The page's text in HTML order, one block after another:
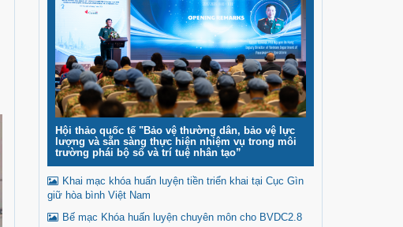
Hội thảo quốc tế "Bảo vệ thường dân, bảo vệ lực
lượng và sẵn sàng thực hiện nhiệm vụ trong môi
trường phái bộ số và trí tuệ nhân tạo”
Khai mạc khóa huấn luyện tiền triển khai tại Cục Gìn
giữ hòa bình Việt Nam
Bế mạc Khóa huấn luyện chuyên môn cho BVDC2.8